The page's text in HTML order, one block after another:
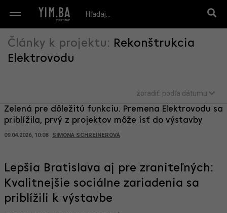
Články k projektu: Rekonštrukcia
Elektrovodu
zoradiť: podľa dátumu
Zelená pre dôležitú funkciu. Premena Elektrovodu sa
priblížila, prvý z projektov môže ísť do výstavby
09.04.2026, 10:08 SIMONA SCHREINEROVÁ
Lepšia Bratislava aj pre zraniteľných:
Kvalitnejšie sociálne zariadenia sa
priblížili k výstavbe